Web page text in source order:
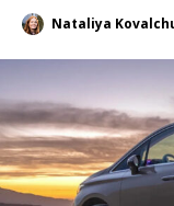
Nataliya